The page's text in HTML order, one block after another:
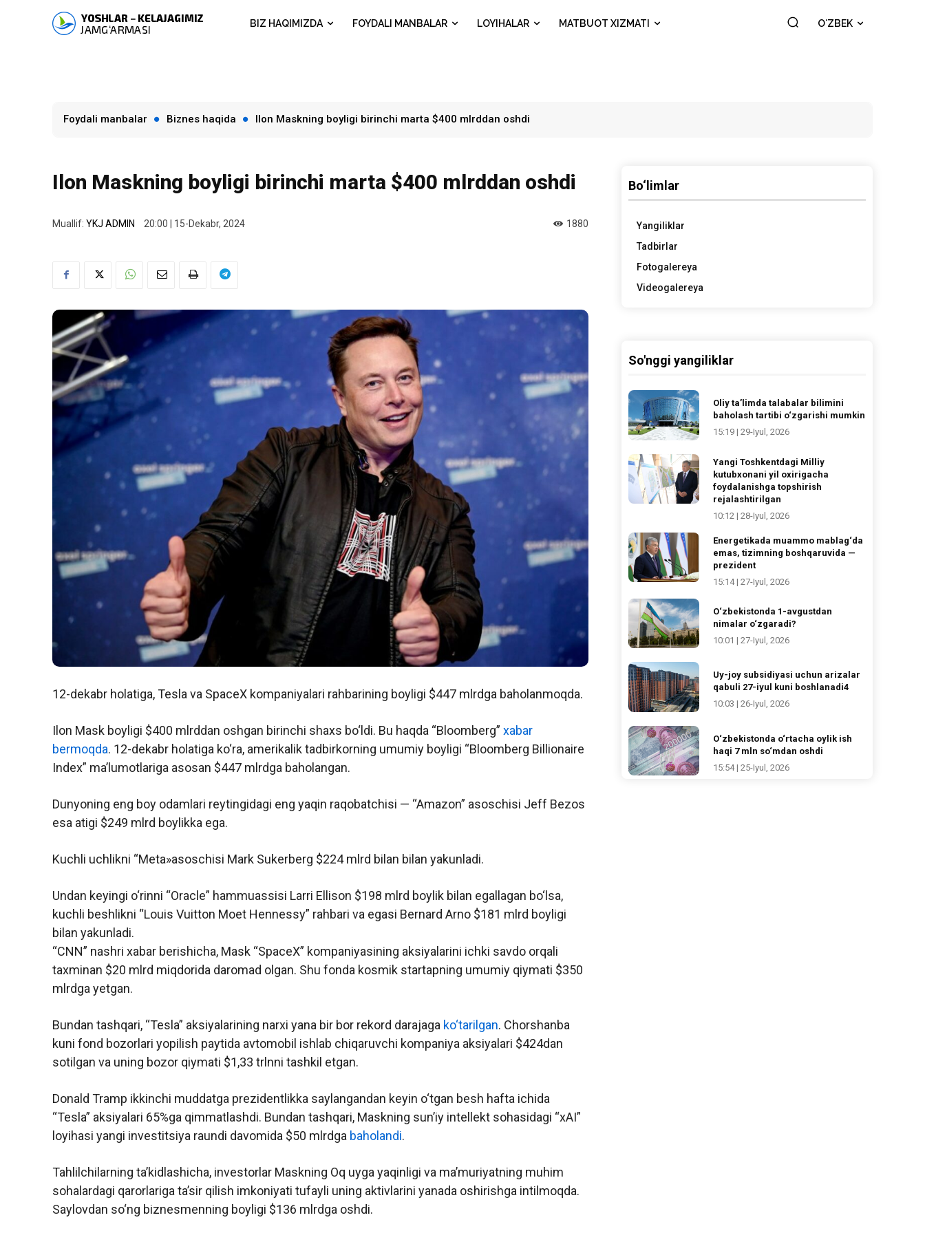
BIZ HAQIMIZDA FOYDALI MANBALAR LOYIHALAR MATBUOT XIZMATI OʻZBEK
Foydali manbalar Biznes haqida Ilon Maskning boyligi birinchi marta $400 mlrddan oshdi
Ilon Maskning boyligi birinchi marta $400 mlrddan oshdi
Muallif: YKJ ADMIN 20:00 | 15-Dekabr, 2024 1880
12-dekabr holatiga, Tesla va SpaceX kompaniyalari rahbarining boyligi $447 mlrdga baholanmoqda.
Ilon Mask boyligi $400 mlrddan oshgan birinchi shaxs bo‘ldi. Bu haqda “Bloomberg” xabar
bermoqda. 12-dekabr holatiga ko‘ra, amerikalik tadbirkorning umumiy boyligi “Bloomberg Billionaire
Index” ma’lumotlariga asosan $447 mlrdga baholangan.
Dunyoning eng boy odamlari reytingidagi eng yaqin raqobatchisi — “Amazon” asoschisi Jeff Bezos
esa atigi $249 mlrd boylikka ega.
Kuchli uchlikni “Meta»asoschisi Mark Sukerberg $224 mlrd bilan bilan yakunladi.
Undan keyingi o‘rinni “Oracle” hammuassisi Larri Ellison $198 mlrd boylik bilan egallagan bo‘lsa,
kuchli beshlikni “Louis Vuitton Moet Hennessy” rahbari va egasi Bernard Arno $181 mlrd boyligi
bilan yakunladi.
“CNN” nashri xabar berishicha, Mask “SpaceX” kompaniyasining aksiyalarini ichki savdo orqali
taxminan $20 mlrd miqdorida daromad olgan. Shu fonda kosmik startapning umumiy qiymati $350
mlrdga yetgan.
Bundan tashqari, “Tesla” aksiyalarining narxi yana bir bor rekord darajaga ko‘tarilgan. Chorshanba
kuni fond bozorlari yopilish paytida avtomobil ishlab chiqaruvchi kompaniya aksiyalari $424dan
sotilgan va uning bozor qiymati $1,33 trlnni tashkil etgan.
Donald Tramp ikkinchi muddatga prezidentlikka saylangandan keyin o‘tgan besh hafta ichida
“Tesla” aksiyalari 65%ga qimmatlashdi. Bundan tashqari, Maskning sun’iy intellekt sohasidagi “xAI”
loyihasi yangi investitsiya raundi davomida $50 mlrdga baholandi.
Tahlilchilarning ta’kidlashicha, investorlar Maskning Oq uyga yaqinligi va ma’muriyatning muhim
sohalardagi qarorlariga ta’sir qilish imkoniyati tufayli uning aktivlarini yanada oshirishga intilmoqda.
Saylovdan so‘ng biznesmenning boyligi $136 mlrdga oshdi.
Bo‘limlar
Yangiliklar
Tadbirlar
Fotogalereya
Videogalereya
So'nggi yangiliklar
Oliy ta’limda talabalar bilimini
baholash tartibi o‘zgarishi mumkin
15:19 | 29-Iyul, 2026
Yangi Toshkentdagi Milliy
kutubxonani yil oxirigacha
foydalanishga topshirish
rejalashtirilgan
10:12 | 28-Iyul, 2026
Energetikada muammo mablag‘da
emas, tizimning boshqaruvida —
prezident
15:14 | 27-Iyul, 2026
O‘zbekistonda 1-avgustdan
nimalar o‘zgaradi?
10:01 | 27-Iyul, 2026
Uy-joy subsidiyasi uchun arizalar
qabuli 27-iyul kuni boshlanadi4
10:03 | 26-Iyul, 2026
O‘zbekistonda o‘rtacha oylik ish
haqi 7 mln so‘mdan oshdi
15:54 | 25-Iyul, 2026